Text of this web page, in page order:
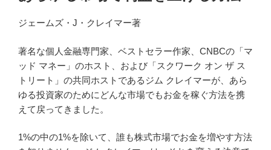
ジェームズ・J・クレイマー著
著名な個人金融専門家、ベストセラー作家、CNBCの「マ
ッド マネー」のホスト、および「スクワーク オン ザ ス
トリート」の共同ホストであるジム クレイマーが、あら
ゆる投資家のためにどんな市​​場でもお金を稼ぐ方法を携
えて戻ってきました。
1%の中の1%を除いて、誰も株式市場でお金を増やす方法